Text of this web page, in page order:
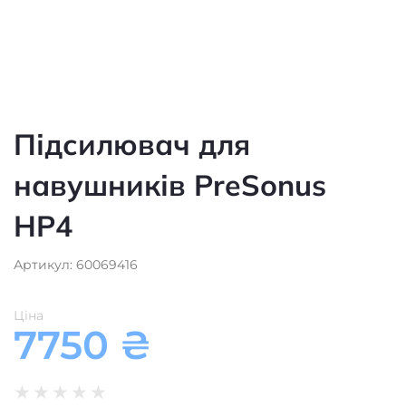
Підсилювач для
навушників PreSonus
HP4
Артикул: 60069416
Ціна
7750 ₴
★ ★ ★ ★ ★